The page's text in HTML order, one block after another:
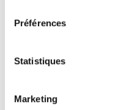
Préférences
Statistiques
Marketing